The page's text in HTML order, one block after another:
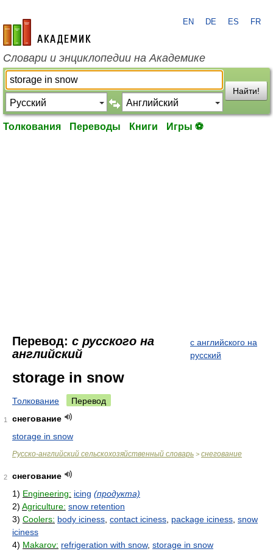
academic.ru
EN DE ES FR
Словари и энциклопедии на Академике
Найти!
Толкования Переводы Книги Игры ⚽
Перевод: с русского на
английский
с английского на
русский
storage in snow
Толкование Перевод
1
снегование
storage in snow
Русско-английский сельскохозяйственный словарь > снегование
2
снегование
1) Engineering: icing (продукта)
2) Agriculture: snow retention
3) Coolers: body iciness contact iciness package iciness snow
iciness
4) Makarov: refrigeration with snow, storage in snow